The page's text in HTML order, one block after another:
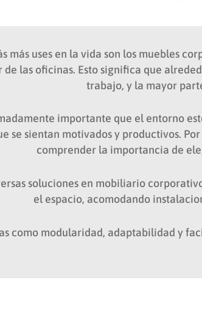
más uses en la vida son los muebles
las oficinas. Esto significa que
trabajo, y la mayor
importante que el entorno
se sientan motivados y productivos.
comprender la importancia de
soluciones en mobiliario
el espacio, acomodando
como modularidad, adaptabilidad y